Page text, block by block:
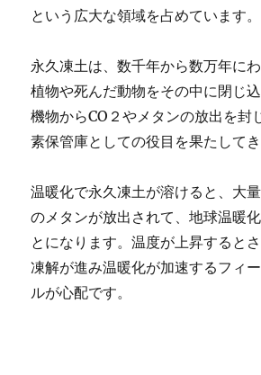
という広大な領域を占めています。
永久凍土は、数千年から数万年に
植物や死んだ動物をその中に閉じ
機物からCO２やメタンの放出を封
素保管庫としての役目を果たしてき
温暖化で永久凍土が溶けると、大
のメタンが放出されて、地球温暖
とになります。温度が上昇すると
凍解が進み温暖化が加速するフィ
ルが心配です。